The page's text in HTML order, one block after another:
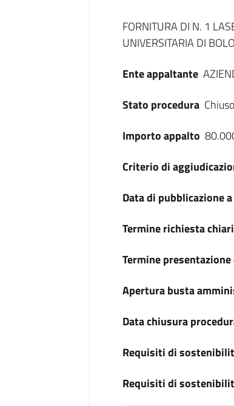
Dati del bando
FORNITURA DI N. 1
UNIVERSITARIA DI
Ente appaltante
Stato procedura Chiuso
Importo appalto
Criterio di
Data di pubblicazione
Termine richiesta
Termine
Apertura busta
Data chiusura
Requisiti di
Requisiti di